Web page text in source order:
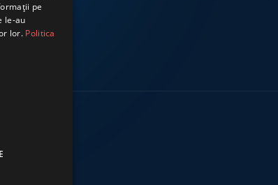
pe
le-au
lor. Politica